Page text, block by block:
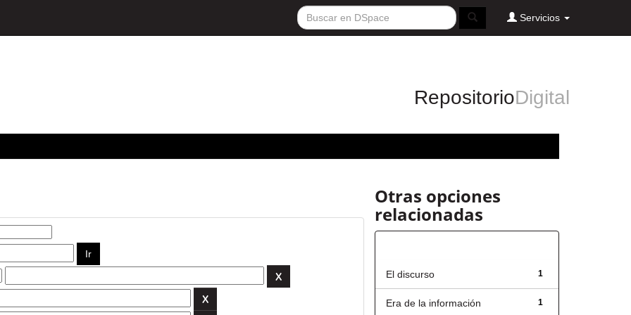
Servicios
RepositorioDigital
Otras opciones
relacionadas
1
El discurso
1
Era de la información